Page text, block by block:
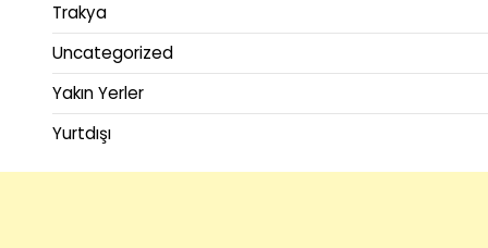
Trakya
Uncategorized
Yakın Yerler
Yurtdışı